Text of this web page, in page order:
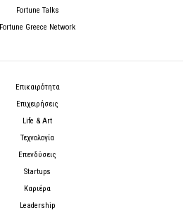
Fortune Talks
Fortune Greece Network
Επικαιρότητα
Επιχειρήσεις
Life & Art
Τεχνολογία
Επενδύσεις
Startups
Καριέρα
Leadership